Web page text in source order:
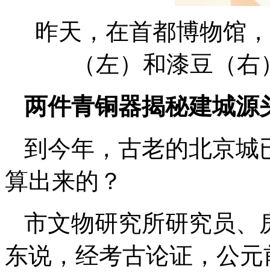
昨天，在首都博物馆
（左）和漆豆（
两件青铜器揭秘建城源
到今年，古老的北京城
算出来的？
市文物研究所研究员、
东说，经考古论证，公